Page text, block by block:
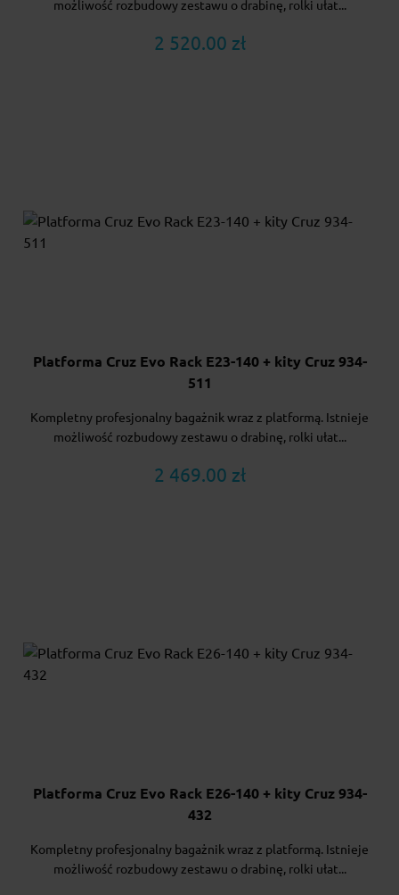
możliwość rozbudowy zestawu o drabinę, rolki ułat...
2 520.00 zł
Platforma Cruz Evo Rack E23-140 + kity Cruz 934-
511
Kompletny profesjonalny bagażnik wraz z platformą. Istnieje
możliwość rozbudowy zestawu o drabinę, rolki ułat...
2 469.00 zł
Platforma Cruz Evo Rack E26-140 + kity Cruz 934-
432
Kompletny profesjonalny bagażnik wraz z platformą. Istnieje
możliwość rozbudowy zestawu o drabinę, rolki ułat...